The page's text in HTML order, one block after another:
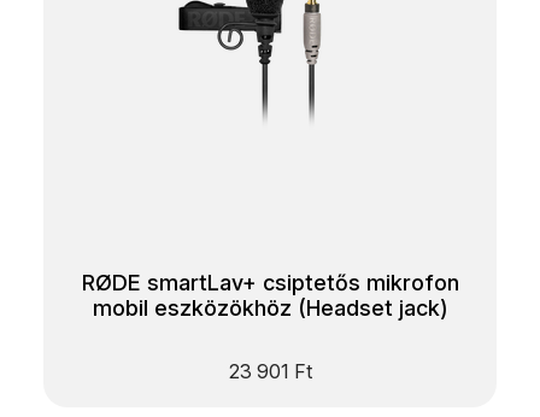
RØDE smartLav+ csiptetős mikrofon
mobil eszközökhöz (Headset jack)
23 901 Ft